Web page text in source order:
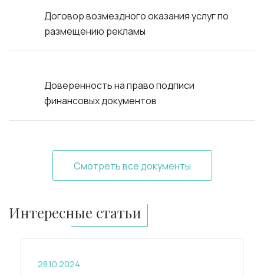
Договор возмездного оказания услуг по
размещению рекламы
Доверенность на право подписи
финансовых документов
Смотреть все документы
Интересные статьи
28.10.2024